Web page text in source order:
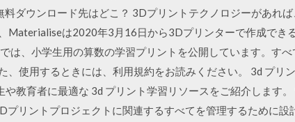
ダウンロード先はどこ？ 3Dプリントテクノロジーがあれ
Materialiseは2020年3月16日から3Dプリンターで作成でき
は、小学生用の算数の学習プリントを公開しています。すべ
使用するときには、利用規約をお読みください。 3d プリ
教育者に最適な 3d プリント学習リソースをご紹介します
リントプロジェクトに関連するすべてを管理するために設